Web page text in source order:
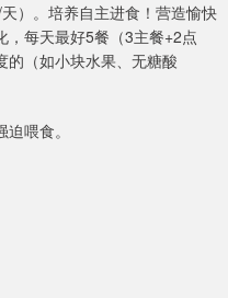
）。培养自主进食！营造愉快
，每天最好5餐（3主餐+2点
的（如小块水果、无糖酸
喂食。